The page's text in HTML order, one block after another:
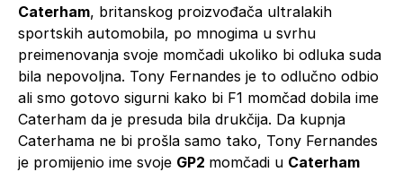
Caterham, britanskog proizvođača ultralakih
sportskih automobila, po mnogima u svrhu
preimenovanja svoje momčadi ukoliko bi odluka suda
bila nepovoljna. Tony Fernandes je to odlučno odbio
ali smo gotovo sigurni kako bi F1 momčad dobila ime
Caterham da je presuda bila drukčija. Da kupnja
Caterhama ne bi prošla samo tako, Tony Fernandes
je promijenio ime svoje GP2 momčadi u Caterham